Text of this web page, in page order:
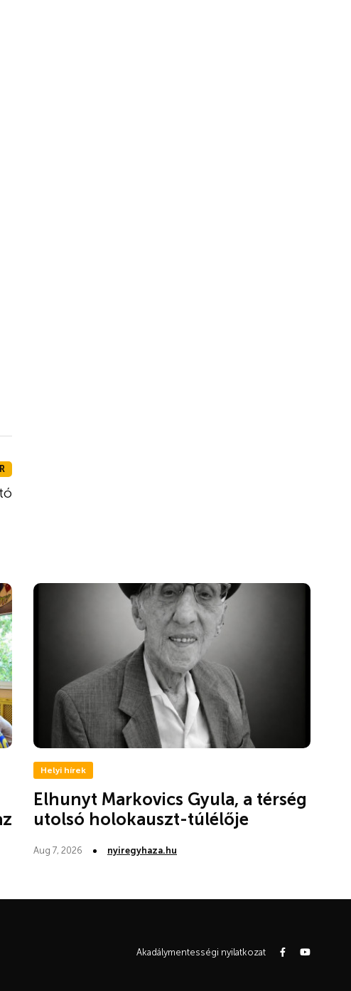
Helyi hírek
Elhunyt Markovics Gyula, a térség
utolsó holokauszt-túlélője
Aug 7, 2026 nyiregyhaza.hu
Akadálymentességi nyilatkozat